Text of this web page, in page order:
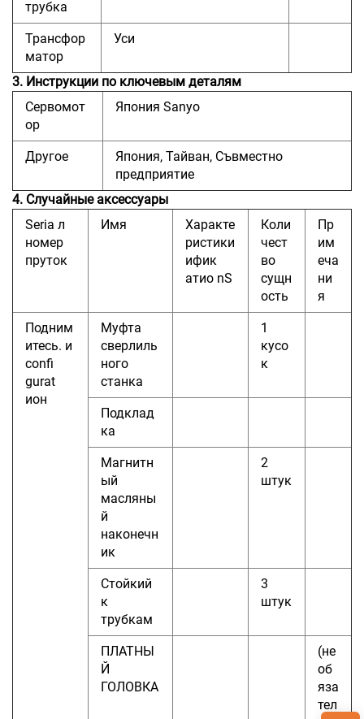
трубка
Трансфор
матор
Уси
3. Инструкции по ключевым деталям
Сервомот
ор
Япония Sanyo
Другое
Япония, Тайван, Съвместно
предприятие
4. Случайные аксессуары
Seria л
номер
пруток
Имя
Характе
ристики
ифик
атио nS
Коли
чест
во
сущн
ость
Пр
им
еча
ни
я
Подним
итесь. и
confi
gurat
ион
Муфта
сверлиль
ного
станка
1
кусо
к
Подклад
ка
Магнитн
ый
масляны
й
наконечн
ик
2
штук
Стойкий
к
трубкам
3
штук
ПЛАТНЫ
Й
ГОЛОВКА
(не
об
яза
тел